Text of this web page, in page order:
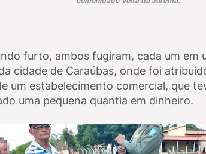
furto, ambos fugiram, cada um em
cidade de Caraúbas, onde foi
um estabelecimento comercial, que
uma pequena quantia em dinheiro.